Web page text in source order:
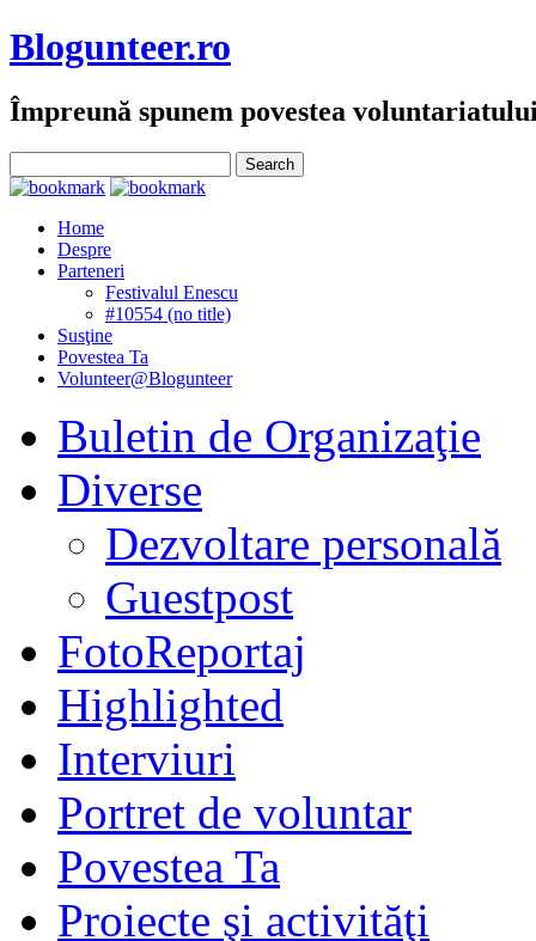
Blogunteer.ro
Împreună spunem povestea
Home
Despre
Parteneri
Festivalul Enescu
#10554 (no title)
Susţine
Povestea Ta
Volunteer@Blogunteer
Buletin de Organizaţie
Diverse
Dezvoltare personală
Guestpost
FotoReportaj
Highlighted
Interviuri
Portret de voluntar
Povestea Ta
Proiecte şi activităţi